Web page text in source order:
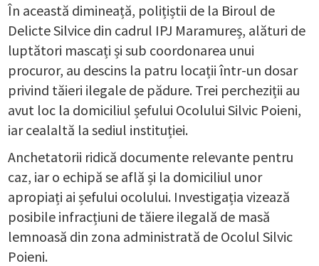
În această dimineață, polițiștii de la Biroul de
Delicte Silvice din cadrul IPJ Maramureș, alături de
luptători mascați și sub coordonarea unui
procuror, au descins la patru locații într-un dosar
privind tăieri ilegale de pădure. Trei percheziții au
avut loc la domiciliul șefului Ocolului Silvic Poieni,
iar cealaltă la sediul instituției.
Anchetatorii ridică documente relevante pentru
caz, iar o echipă se află și la domiciliul unor
apropiați ai șefului ocolului. Investigația vizează
posibile infracțiuni de tăiere ilegală de masă
lemnoasă din zona administrată de Ocolul Silvic
Poieni.